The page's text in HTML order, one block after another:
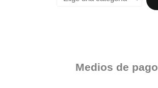
Medios de pago